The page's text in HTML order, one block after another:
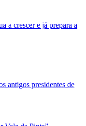
a crescer e já prepara a
antigos presidentes de